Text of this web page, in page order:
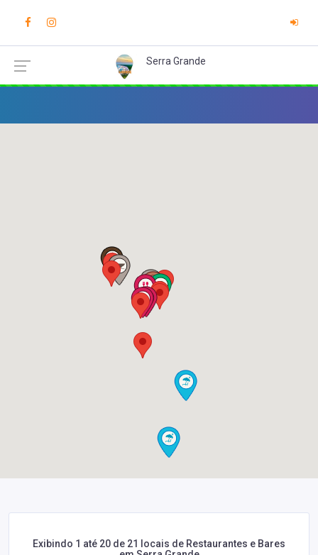
Serra Grande
Exibindo 1 até 20 de 21 locais de Restaurantes e Bares